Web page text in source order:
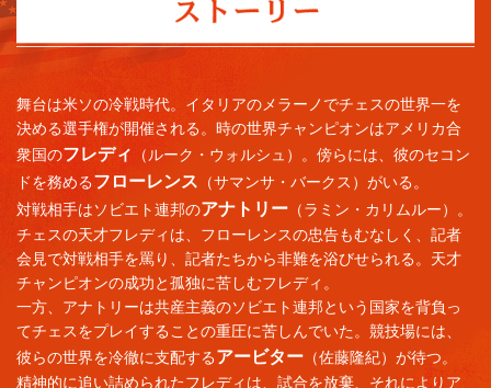
舞台は米ソの冷戦時代。イタリアのメラーノでチェスの世界一を
決める選手権が開催される。時の世界チャンピオンはアメリカ合
衆国のフレディ
（ルーク・ウォルシュ）。傍らには、彼のセコン
ドを務めるフローレンス （サマンサ・バークス）がいる。
対戦相手はソビエト連邦のアナトリー （ラミン・カリムルー）。
チェスの天才フレディは、フローレンスの忠告もむなしく、記者
会見で対戦相手を罵り、記者たちから非難を浴びせられる。天才
チャンピオンの成功と孤独に苦しむフレディ。
一方、アナトリーは共産主義のソビエト連邦という国家を背負っ
てチェスをプレイすることの重圧に苦しんでいた。競技場には、
彼らの世界を冷徹に支配するアービター （佐藤隆紀）が待つ。
精神的に追い詰められたフレディは、試合を放棄、それによりア